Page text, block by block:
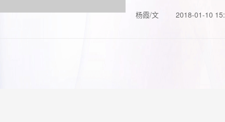
杨霞/文
2018-01-10